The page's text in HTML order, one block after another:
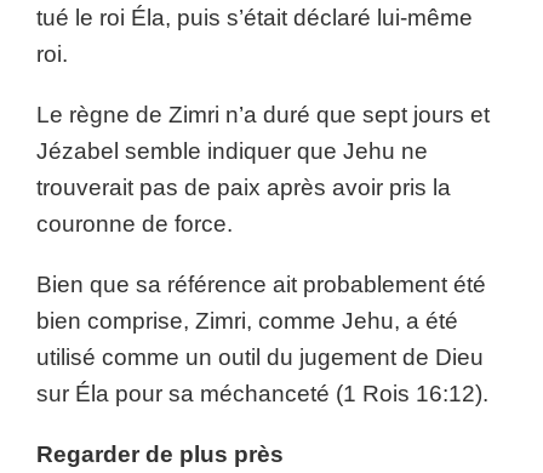
tué le roi Éla, puis s’était déclaré lui-même
roi.
Le règne de Zimri n’a duré que sept jours et
Jézabel semble indiquer que Jehu ne
trouverait pas de paix après avoir pris la
couronne de force.
Bien que sa référence ait probablement été
bien comprise, Zimri, comme Jehu, a été
utilisé comme un outil du jugement de Dieu
sur Éla pour sa méchanceté (1 Rois 16:12).
Regarder de plus près